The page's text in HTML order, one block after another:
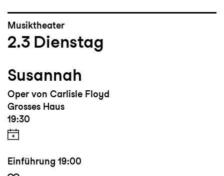
Musiktheater
2.3 Dienstag
Susannah
Oper von Carlisle Floyd
Grosses Haus
19:30
Einführung 19:00